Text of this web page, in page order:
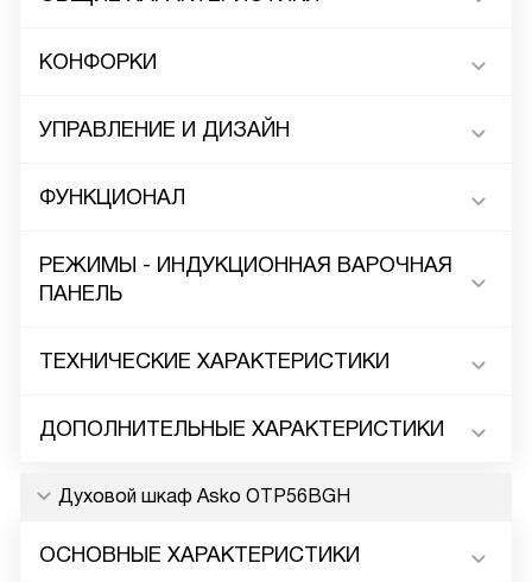
КОНФОРКИ
УПРАВЛЕНИЕ И ДИЗАЙН
ФУНКЦИОНАЛ
РЕЖИМЫ - ИНДУКЦИОННАЯ ВАРОЧНАЯ
ПАНЕЛЬ
ТЕХНИЧЕСКИЕ ХАРАКТЕРИСТИКИ
ДОПОЛНИТЕЛЬНЫЕ ХАРАКТЕРИСТИКИ
Духовой шкаф Asko OTP56BGH
ОСНОВНЫЕ ХАРАКТЕРИСТИКИ